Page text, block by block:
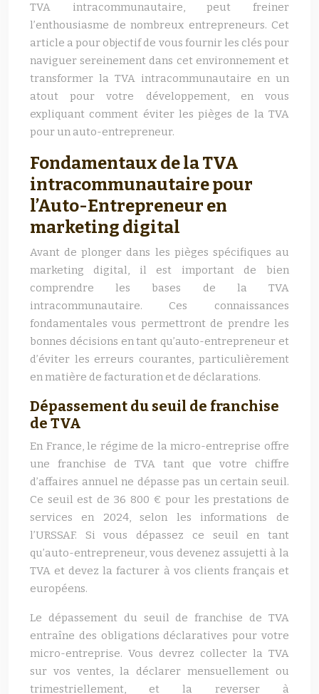
TVA intracommunautaire, peut freiner
l’enthousiasme de nombreux entrepreneurs. Cet
article a pour objectif de vous fournir les clés pour
naviguer sereinement dans cet environnement et
transformer la TVA intracommunautaire en un
atout pour votre développement, en vous
expliquant comment éviter les pièges de la TVA
pour un auto-entrepreneur.
Fondamentaux de la TVA
intracommunautaire pour
l’Auto-Entrepreneur en
marketing digital
Avant de plonger dans les pièges spécifiques au
marketing digital, il est important de bien
comprendre les bases de la TVA
intracommunautaire. Ces connaissances
fondamentales vous permettront de prendre les
bonnes décisions en tant qu’auto-entrepreneur et
d’éviter les erreurs courantes, particulièrement
en matière de facturation et de déclarations.
Dépassement du seuil de franchise
de TVA
En France, le régime de la micro-entreprise offre
une franchise de TVA tant que votre chiffre
d’affaires annuel ne dépasse pas un certain seuil.
Ce seuil est de 36 800 € pour les prestations de
services en 2024, selon les informations de
l’URSSAF. Si vous dépassez ce seuil en tant
qu’auto-entrepreneur, vous devenez assujetti à la
TVA et devez la facturer à vos clients français et
européens.
Le dépassement du seuil de franchise de TVA
entraîne des obligations déclaratives pour votre
micro-entreprise. Vous devrez collecter la TVA
sur vos ventes, la déclarer mensuellement ou
trimestriellement, et la reverser à